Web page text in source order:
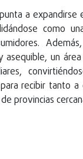
a
como
asequible, un
recibir tanto
provincias